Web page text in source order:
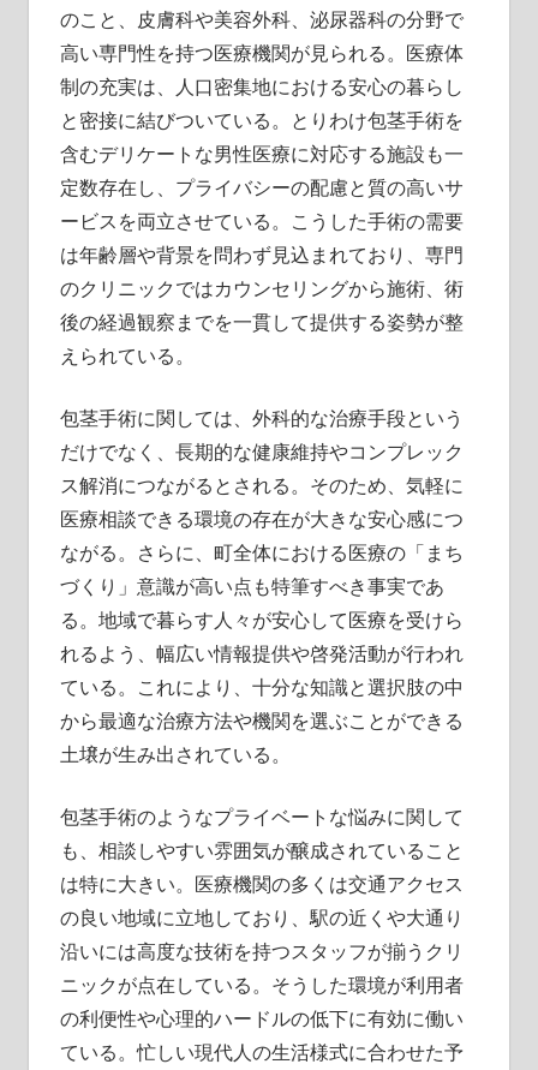
のこと、皮膚科や美容外科、泌尿器科の分野で
高い専門性を持つ医療機関が見られる。医療体
制の充実は、人口密集地における安心の暮らし
と密接に結びついている。とりわけ包茎手術を
含むデリケートな男性医療に対応する施設も一
定数存在し、プライバシーの配慮と質の高いサ
ービスを両立させている。こうした手術の需要
は年齢層や背景を問わず見込まれており、専門
のクリニックではカウンセリングから施術、術
後の経過観察までを一貫して提供する姿勢が整
えられている。
包茎手術に関しては、外科的な治療手段という
だけでなく、長期的な健康維持やコンプレック
ス解消につながるとされる。そのため、気軽に
医療相談できる環境の存在が大きな安心感につ
ながる。さらに、町全体における医療の「まち
づくり」意識が高い点も特筆すべき事実であ
る。地域で暮らす人々が安心して医療を受けら
れるよう、幅広い情報提供や啓発活動が行われ
ている。これにより、十分な知識と選択肢の中
から最適な治療方法や機関を選ぶことができる
土壌が生み出されている。
包茎手術のようなプライベートな悩みに関して
も、相談しやすい雰囲気が醸成されていること
は特に大きい。医療機関の多くは交通アクセス
の良い地域に立地しており、駅の近くや大通り
沿いには高度な技術を持つスタッフが揃うクリ
ニックが点在している。そうした環境が利用者
の利便性や心理的ハードルの低下に有効に働い
ている。忙しい現代人の生活様式に合わせた予